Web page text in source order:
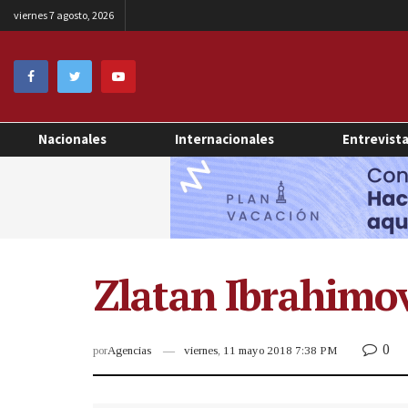
viernes 7 agosto, 2026
Nacionales Internacionales
Zlatan
porAgencias viernes, 11 mayo 2018 7:38 PM 0